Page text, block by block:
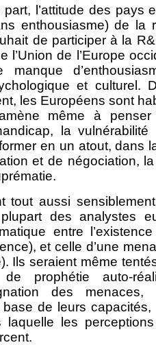
l’attitude des pays
enthousiasme) de la
de participer à la
l’Union de l’Europe
manque
et culturel.
les Européens sont
même à
la vulnérabilité
en un atout, dans
et de négociation,
tout aussi
des analystes
entre
et celle d’une
Ils seraient même
prophétie auto-
des menaces,
de leurs
laquelle les